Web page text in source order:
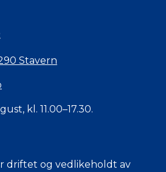
Stavern
kl. 11.00–17.30.
driftet og vedlikeholdt av